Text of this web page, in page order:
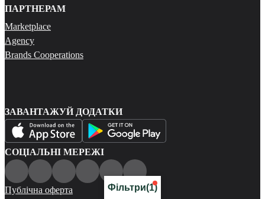
Фільтри(1)
ПАРТНЕРАМ
Marketplace
Agency
Brands Cooperations
ЗАВАНТАЖУЙ ДОДАТКИ
СОЦІАЛЬНІ МЕРЕЖІ
Публічна оферта